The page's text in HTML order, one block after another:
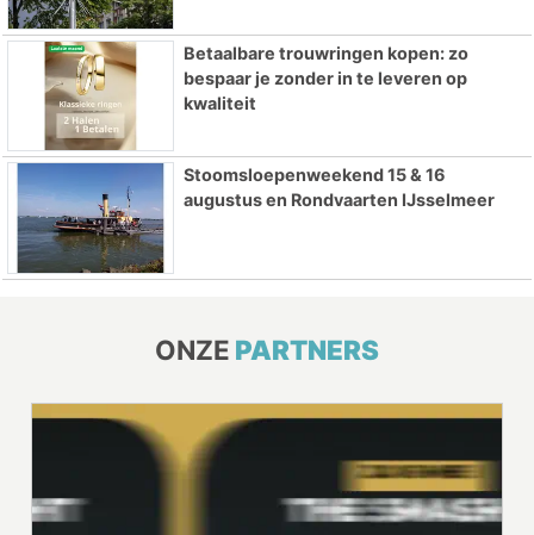
Betaalbare trouwringen kopen: zo
bespaar je zonder in te leveren op
kwaliteit
Stoomsloepenweekend 15 & 16
augustus en Rondvaarten IJsselmeer
ONZE PARTNERS